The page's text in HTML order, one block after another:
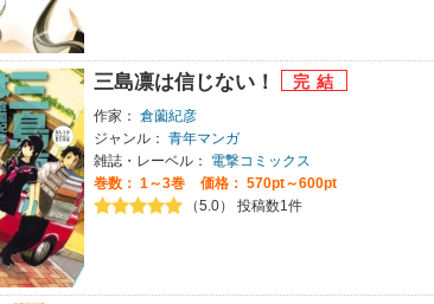
三島凛は信じない！
作家： 倉薗紀彦
ジャンル： 青年マンガ
雑誌・レーベル：
電撃コミックス
巻数： 1～3巻
価格： 570pt～600pt
（5.0） 投稿数1件